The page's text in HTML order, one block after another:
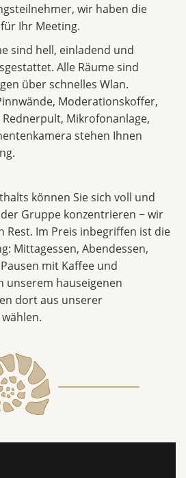
wir haben die
Ihr Meeting.
sind hell, einladend und
Alle Räume sind
über schnelles Wlan.
Moderationskoffer,
Rednerpult, Mikrofonanlage,
stehen Ihnen
können Sie sich voll und
Gruppe konzentrieren − wir
Rest. Im Preis inbegriffen ist die
Mittagessen, Abendessen,
mit Kaffee und
unserem hauseigenen
dort aus unserer